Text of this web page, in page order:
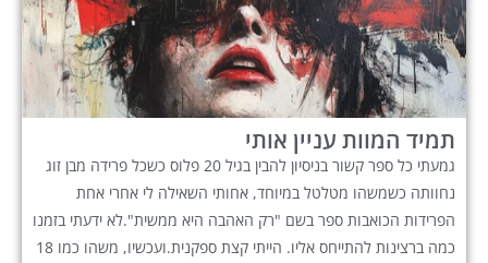
תמיד המוות עניין אותי
גמעתי כל ספר קשור בניסיון להבין בגיל 20 פלוס כשכל פרידה מבן זוג
נחוותה כשמשהו מטלטל במיוחד, אחותי השאילה לי אחרי אחת
הפרידות הכואבות ספר בשם "רק האהבה היא ממשית".לא ידעתי בזמנו
כמה ברצינות להתייחס אליו. הייתי קצת ספקנית.ועכשיו, משהו כמו 18